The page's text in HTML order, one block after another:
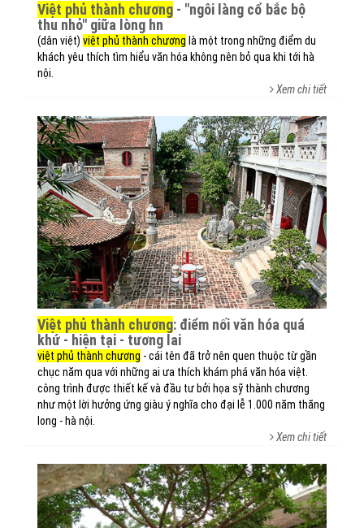
việt phủ thành chương - "ngôi làng cổ bắc bộ
thu nhỏ" giữa lòng hn
(dân việt) việt phủ thành chương là một trong những điểm du
khách yêu thích tìm hiểu văn hóa không nên bỏ qua khi tới hà
nội.
Xem chi tiết
việt phủ thành chương: điểm nối văn hóa quá
khứ - hiện tại - tương lai
việt phủ thành chương - cái tên đã trở nên quen thuộc từ gần
chục năm qua với những ai ưa thích khám phá văn hóa việt.
công trình được thiết kế và đầu tư bởi họa sỹ thành chương
như một lời hưởng ứng giàu ý nghĩa cho đại lễ 1.000 năm thăng
long - hà nội.
Xem chi tiết